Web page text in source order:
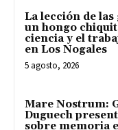
La lección de
un hongo
ciencia y el
en Los Nogales
5 agosto, 2026
Mare Nostrum:
Duguech
sobre memoria